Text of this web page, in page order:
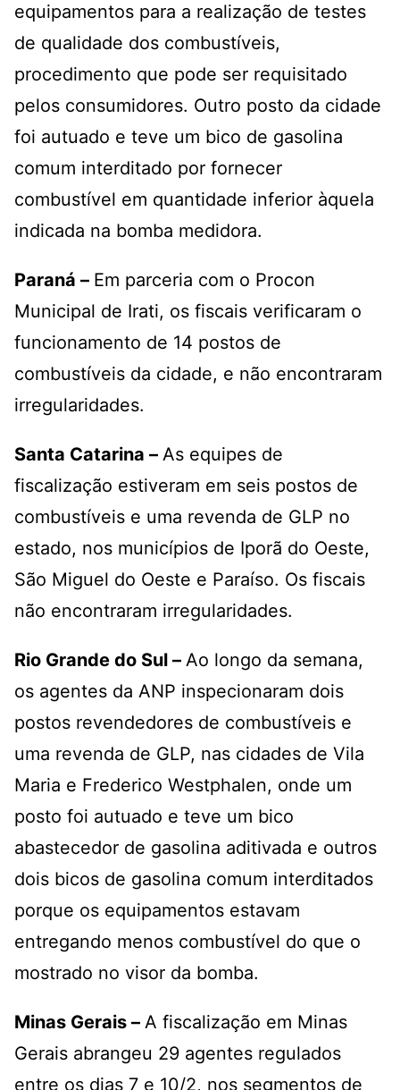
equipamentos para a realização de testes
de qualidade dos combustíveis,
procedimento que pode ser requisitado
pelos consumidores. Outro posto da cidade
foi autuado e teve um bico de gasolina
comum interditado por fornecer
combustível em quantidade inferior àquela
indicada na bomba medidora.
Paraná – Em parceria com o Procon
Municipal de Irati, os fiscais verificaram o
funcionamento de 14 postos de
combustíveis da cidade, e não encontraram
irregularidades.
Santa Catarina – As equipes de
fiscalização estiveram em seis postos de
combustíveis e uma revenda de GLP no
estado, nos municípios de Iporã do Oeste,
São Miguel do Oeste e Paraíso. Os fiscais
não encontraram irregularidades.
Rio Grande do Sul – Ao longo da semana,
os agentes da ANP inspecionaram dois
postos revendedores de combustíveis e
uma revenda de GLP, nas cidades de Vila
Maria e Frederico Westphalen, onde um
posto foi autuado e teve um bico
abastecedor de gasolina aditivada e outros
dois bicos de gasolina comum interditados
porque os equipamentos estavam
entregando menos combustível do que o
mostrado no visor da bomba.
Minas Gerais – A fiscalização em Minas
Gerais abrangeu 29 agentes regulados
entre os dias 7 e 10/2, nos segmentos de